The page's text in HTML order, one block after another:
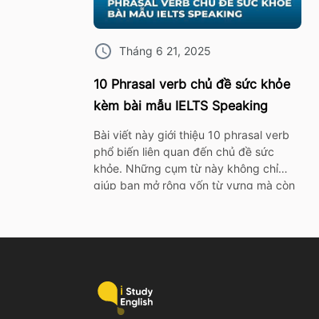
Tháng 6 21, 2025
10 Phrasal verb chủ đề sức khỏe
kèm bài mẫu IELTS Speaking
Bài viết này giới thiệu 10 phrasal verb
phổ biến liên quan đến chủ đề sức
khỏe. Những cụm từ này không chỉ
giúp bạn mở rộng vốn từ vựng mà còn
đề sức khỏe Burn out – […]